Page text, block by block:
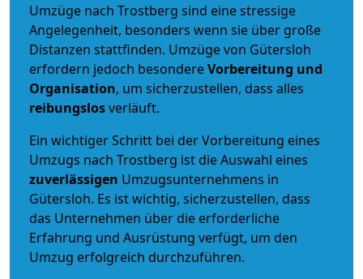
Umzüge nach Trostberg sind eine stressige
Angelegenheit, besonders wenn sie über große
Distanzen stattfinden. Umzüge von Gütersloh
erfordern jedoch besondereVorbereitung und
Organisation, um sicherzustellen, dass alles
reibungslosverläuft.
Ein wichtiger Schritt bei der Vorbereitung eines
Umzugs nach Trostberg ist die Auswahl eines
zuverlässigen Umzugsunternehmens in
Gütersloh. Es ist wichtig, sicherzustellen, dass
das Unternehmen über die erforderliche
Erfahrung und Ausrüstung verfügt, um den
Umzug erfolgreich durchzuführen.